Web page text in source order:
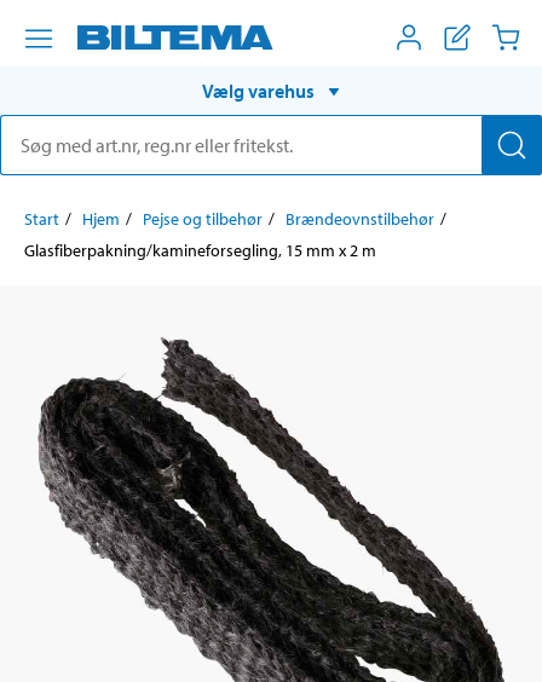
Vælg varehus
Start Hjem Pejse og tilbehør
Brændeovnstilbehør
Glasfiberpakning/kamineforsegling, 15 mm x 2 m